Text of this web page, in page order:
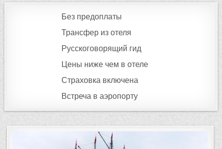
Без предоплаты
Трансфер из отеля
Русскоговорящий гид
Цены ниже чем в отеле
Страховка включена
Встреча в аэропорту